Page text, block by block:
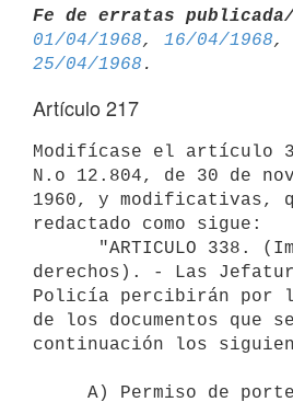
Fe de erratas
01/04/1968, 16/04/1968,
25/04/1968
Artículo 217
Modifícase el artículo
N.o 12.804, de 30 de
1960, y modificativas,
redactado como sigue:
derechos). - Las
Policía percibirán por
de los documentos que
continuación los